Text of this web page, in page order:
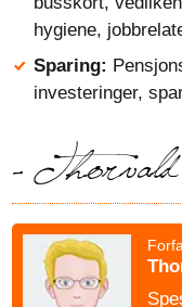
hygiene,
Sparing:
investeringer,